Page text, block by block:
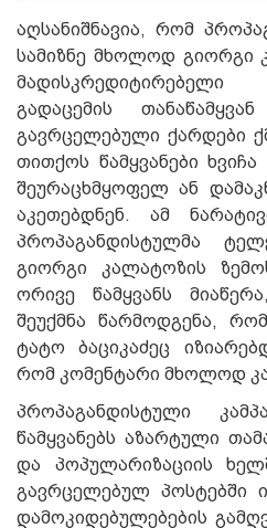
აღსანიშნავია, რომ
სამიზნე მხოლოდ გიორგი
გადაცემის
გავრცელებული ქარდები
თითქოს წამყვანები
შეურაცხმყოფელ ან
აკეთებდნენ. ამ
პროპაგანდისტულმა
გიორგი კალატოზის
ორივე წამყვანს
შეუქმნა წარმოდგენა,
ტატო ბაციკაძეც
რომ კომენტარი მხოლოდ
პროპაგანდისტული
წამყვანებს აზარტული
და პოპულარიზაციის
გავრცელებულ პოსტებში
დამოკიდებულებების